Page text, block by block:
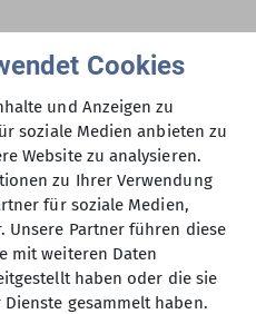
berlin.de
Cookies
und Anzeigen zu
soziale Medien anbieten zu
Website zu analysieren.
zu Ihrer Verwendung
für soziale Medien,
Unsere Partner führen diese
mit weiteren Daten
haben oder die sie
gesammelt haben.